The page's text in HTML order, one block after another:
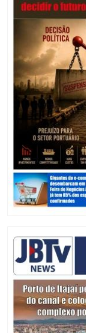
08/08/2026 | 07:00
Agosto Laranja mobiliza
deficiências e inclusão
BALNEÁRIO